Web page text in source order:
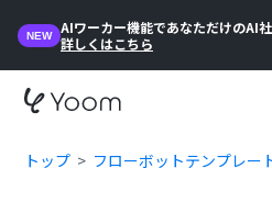
NEW
AIワーカー機能であなただけのAI
詳しくはこちら
トップ フローボットテンプレー